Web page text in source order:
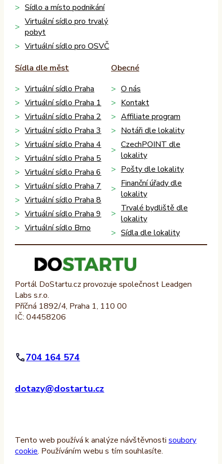
Sídlo a místo podnikání
Virtuální sídlo pro trvalý
pobyt
Virtuální sídlo pro OSVČ
Sídla dle měst
Virtuální sídlo Praha
Virtuální sídlo Praha 1
Virtuální sídlo Praha 2
Virtuální sídlo Praha 3
Virtuální sídlo Praha 4
Virtuální sídlo Praha 5
Virtuální sídlo Praha 6
Virtuální sídlo Praha 7
Virtuální sídlo Praha 8
Virtuální sídlo Praha 9
Virtuální sídlo Brno
Obecné
O nás
Kontakt
Affiliate program
Notáři dle lokality
CzechPOINT dle
lokality
Pošty dle lokality
Finanční úřady dle
lokality
Trvalé bydliště dle
lokality
Sídla dle lokality
Portál DoStartu.cz provozuje společnost Leadgen
Labs s.r.o.
Příčná 1892/4, Praha 1, 110 00
IČ: 04458206
704 164 574
dotazy@dostartu.cz
Tento web používá k analýze návštěvnostisoubory
cookie. Používáním webu s tím souhlasíte.